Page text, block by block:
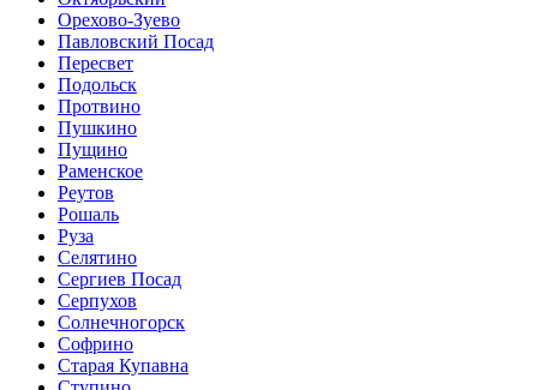
Орехово-Зуево
Павловский Посад
Пересвет
Подольск
Протвино
Пушкино
Пущино
Раменское
Реутов
Рошаль
Руза
Селятино
Сергиев Посад
Серпухов
Солнечногорск
Софрино
Старая Купавна